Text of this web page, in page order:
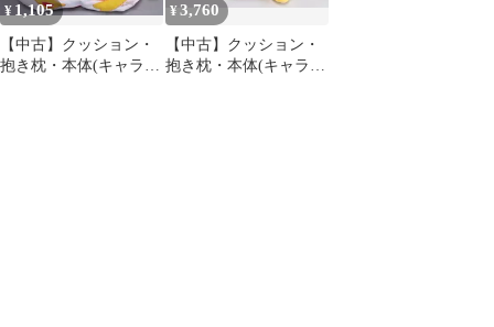
¥ 1,105
【中古】クッション・
抱き枕・本体(キャラク
¥3,760
【中古】クッション・
抱き枕・本体(キャラク